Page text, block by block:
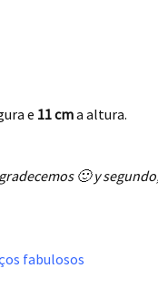
e 11 cma altura.
🙂 y
fabulosos